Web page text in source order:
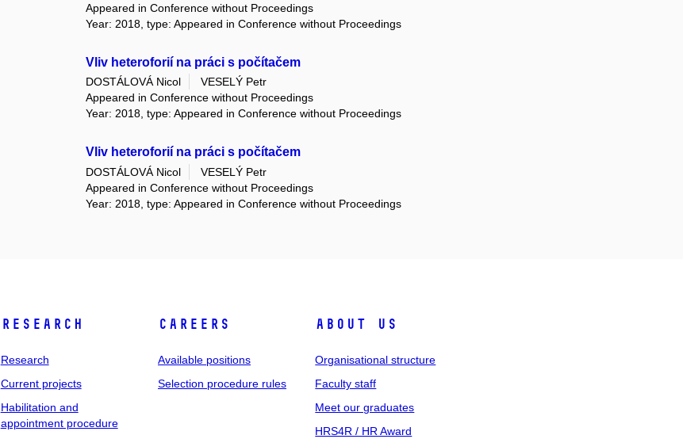
Appeared in Conference without Proceedings
Year: 2018, type: Appeared in Conference without Proceedings
Vliv heteroforií na práci s počítačem
DOSTÁLOVÁ Nicol
VESELÝ Petr
Appeared in Conference without Proceedings
Year: 2018, type: Appeared in Conference without Proceedings
Vliv heteroforií na práci s počítačem
DOSTÁLOVÁ Nicol
VESELÝ Petr
Appeared in Conference without Proceedings
Year: 2018, type: Appeared in Conference without Proceedings
Research
Research
Current projects
Habilitation and
appointment procedure
Careers
Available positions
Selection procedure rules
About us
Organisational structure
Faculty staff
Meet our graduates
HRS4R / HR Award